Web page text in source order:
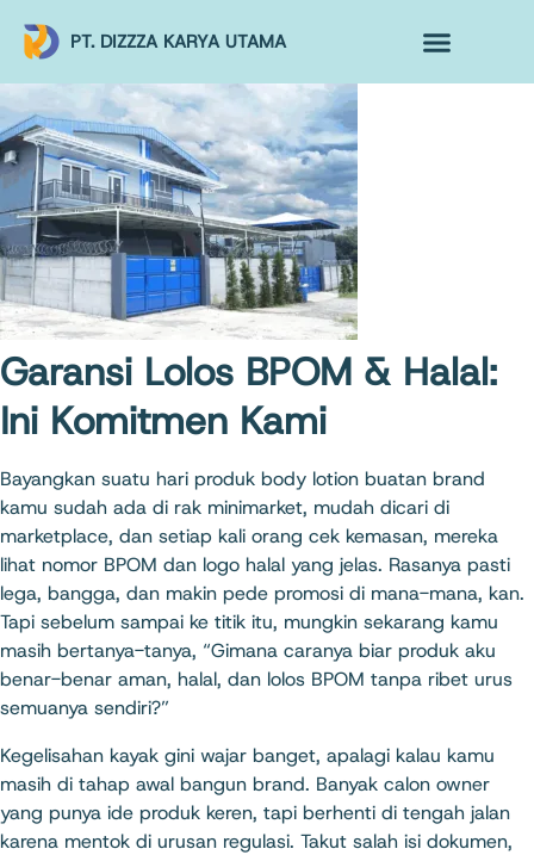
PT. DIZZZA KARYA UTAMA
Garansi Lolos BPOM & Halal:
Ini Komitmen Kami
Bayangkan suatu hari produk body lotion buatan brand
kamu sudah ada di rak minimarket, mudah dicari di
marketplace, dan setiap kali orang cek kemasan, mereka
lihat nomor BPOM dan logo halal yang jelas. Rasanya pasti
lega, bangga, dan makin pede promosi di mana-mana, kan.
Tapi sebelum sampai ke titik itu, mungkin sekarang kamu
masih bertanya-tanya, “Gimana caranya biar produk aku
benar-benar aman, halal, dan lolos BPOM tanpa ribet urus
semuanya sendiri?”
Kegelisahan kayak gini wajar banget, apalagi kalau kamu
masih di tahap awal bangun brand. Banyak calon owner
yang punya ide produk keren, tapi berhenti di tengah jalan
karena mentok di urusan regulasi. Takut salah isi dokumen,